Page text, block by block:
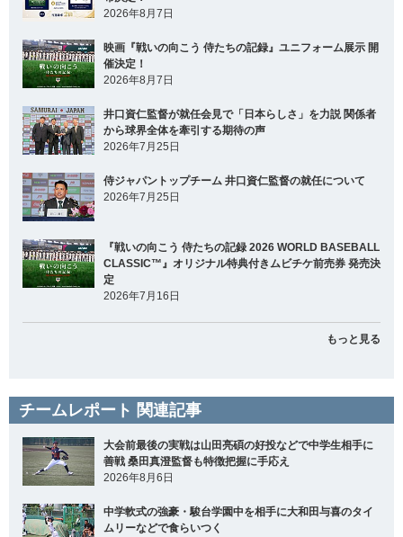
2026年8月7日
映画『戦いの向こう 侍たちの記録』ユニフォーム展示 開
催決定！
2026年8月7日
井口資仁監督が就任会見で「日本らしさ」を力説 関係者
から球界全体を牽引する期待の声
2026年7月25日
侍ジャパントップチーム 井口資仁監督の就任について
2026年7月25日
『戦いの向こう 侍たちの記録 2026 WORLD BASEBALL
CLASSIC™』オリジナル特典付きムビチケ前売券 発売決
定
2026年7月16日
もっと見る
チームレポート 関連記事
大会前最後の実戦は山田亮碩の好投などで中学生相手に
善戦 桑田真澄監督も特徴把握に手応え
2026年8月6日
中学軟式の強豪・駿台学園中を相手に大和田与喜のタイ
ムリーなどで食らいつく